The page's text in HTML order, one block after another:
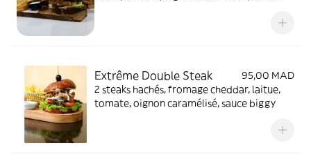
Extrême Double Steak
95,00 MAD
2 steaks hachés, fromage cheddar, laitue,
tomate, oignon caramélisé, sauce biggy